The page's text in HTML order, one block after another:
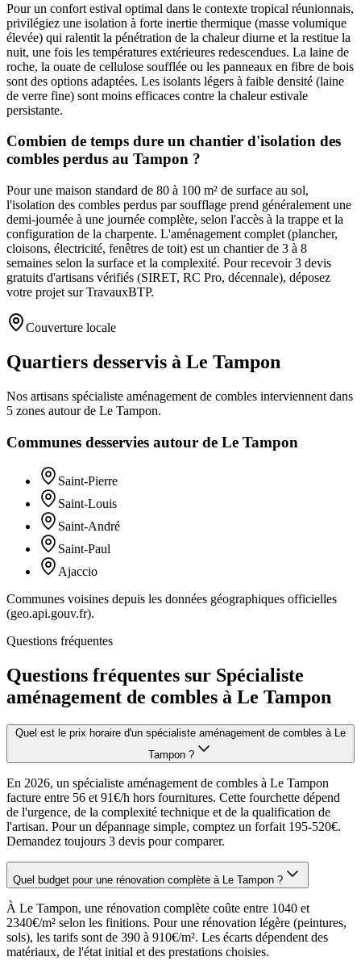
Pour un confort estival optimal dans le contexte tropical réunionnais,
privilégiez une isolation à forte inertie thermique (masse volumique
élevée) qui ralentit la pénétration de la chaleur diurne et la restitue la
nuit, une fois les températures extérieures redescendues. La laine de
roche, la ouate de cellulose soufflée ou les panneaux en fibre de bois
sont des options adaptées. Les isolants légers à faible densité (laine
de verre fine) sont moins efficaces contre la chaleur estivale
persistante.
Combien de temps dure un chantier d'isolation des
combles perdus au Tampon ?
Pour une maison standard de 80 à 100 m² de surface au sol,
l'isolation des combles perdus par soufflage prend généralement une
demi-journée à une journée complète, selon l'accès à la trappe et la
configuration de la charpente. L'aménagement complet (plancher,
cloisons, électricité, fenêtres de toit) est un chantier de 3 à 8
semaines selon la surface et la complexité. Pour recevoir 3 devis
gratuits d'artisans vérifiés (SIRET, RC Pro, décennale), déposez
votre projet sur TravauxBTP.
Couverture locale
Quartiers desservis à Le Tampon
Nos artisans spécialiste aménagement de combles interviennent dans
5 zones autour de Le Tampon.
Communes desservies autour de Le Tampon
Saint-Pierre
Saint-Louis
Saint-André
Saint-Paul
Ajaccio
Communes voisines depuis les données géographiques officielles
(geo.api.gouv.fr).
Questions fréquentes
Questions fréquentes sur Spécialiste
aménagement de combles à Le Tampon
Quel est le prix horaire d'un spécialiste aménagement de combles à Le
Tampon ?
En 2026, un spécialiste aménagement de combles à Le Tampon
facture entre 56 et 91€/h hors fournitures. Cette fourchette dépend
de l'urgence, de la complexité technique et de la qualification de
l'artisan. Pour un dépannage simple, comptez un forfait 195-520€.
Demandez toujours 3 devis pour comparer.
Quel budget pour une rénovation complète à Le Tampon ?
À Le Tampon, une rénovation complète coûte entre 1040 et
2340€/m² selon les finitions. Pour une rénovation légère (peintures,
sols), les tarifs sont de 390 à 910€/m². Les écarts dépendent des
matériaux, de l'état initial et des prestations choisies.